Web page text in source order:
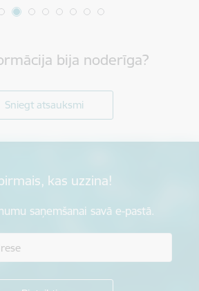
bija noderīga?
Sniegt atsauksmi
kas uzzina!
saņemšanai savā e-pastā.